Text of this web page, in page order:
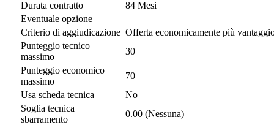
Durata contratto
84 Mesi
Eventuale opzione
Criterio di aggiudicazione Offerta economicamente più
Punteggio tecnico
massimo
30
Punteggio economico
massimo
70
Usa scheda tecnica
No
Soglia tecnica
sbarramento
0.00 (Nessuna)